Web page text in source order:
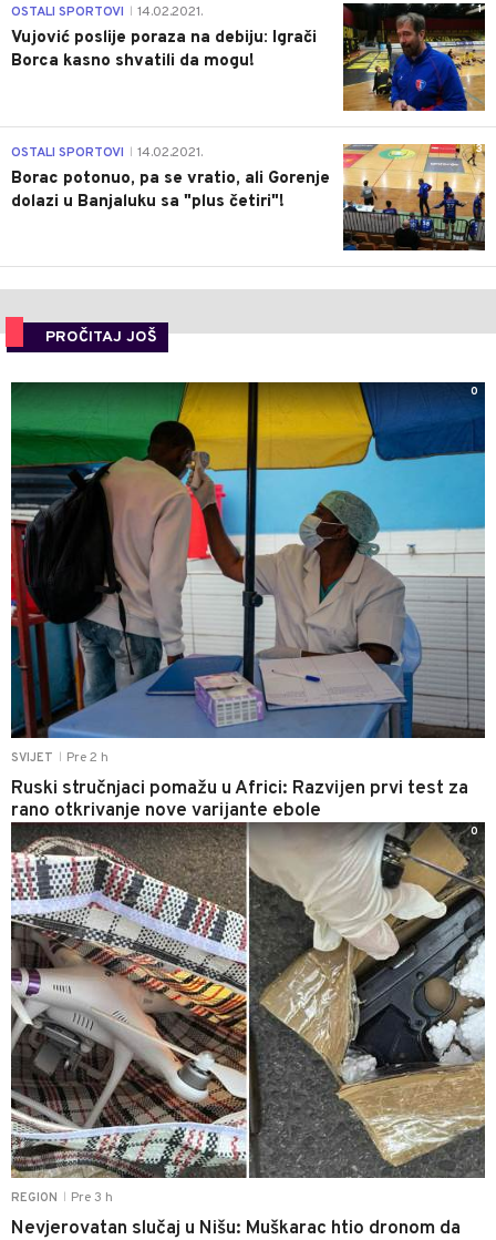
1
OSTALI SPORTOVI 14.02.2021.
Vujović poslije poraza na debiju: Igrači
Borca kasno shvatili da mogu!
3
OSTALI SPORTOVI 14.02.2021.
Borac potonuo, pa se vratio, ali Gorenje
dolazi u Banjaluku sa "plus četiri"!
PROČITAJ JOŠ
SVIJET Pre 2 h
Ruski stručnjaci pomažu u Africi: Razvijen prvi test za
rano otkrivanje nove varijante ebole
0
REGION Pre 3 h
Nevjerovatan slučaj u Nišu: Muškarac htio dronom da
0